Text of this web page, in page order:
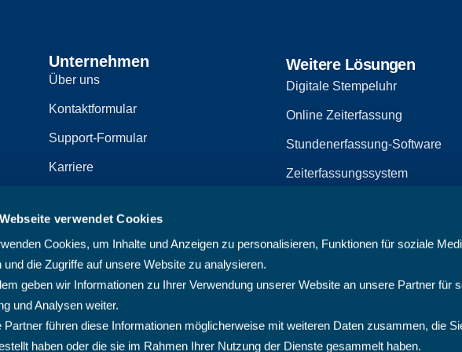
verwendet Cookies
Cookies, um Inhalte und Anzeigen zu personalisieren, Funktionen für soziale
und die Zugriffe auf unsere Website zu analysieren.
geben wir Informationen zu Ihrer Verwendung unserer Website an unsere Partner für
und Analysen weiter.
Partner führen diese Informationen möglicherweise mit weiteren Daten zusammen, die
haben oder die sie im Rahmen Ihrer Nutzung der Dienste gesammelt haben.
Unternehmen
Über uns
Kontaktformular
Support-Formular
Karriere
Datenschutzerklärung
Sitemap
AGB
Weitere Lösungen
Digitale Stempeluhr
Online Zeiterfassung
Stundenerfassung-Software
Zeiterfassungssystem
PMO-Software
Cloud Projektmanagement-
Projektplanungssoftware